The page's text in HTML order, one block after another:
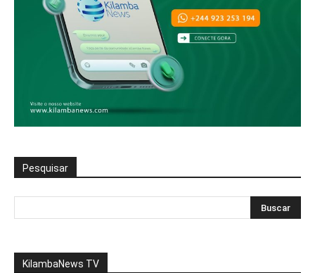
Pesquisar
KilambaNews TV